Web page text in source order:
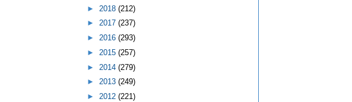
► 2018 (212)
► 2017 (237)
► 2016 (293)
► 2015 (257)
► 2014 (279)
► 2013 (249)
► 2012 (221)